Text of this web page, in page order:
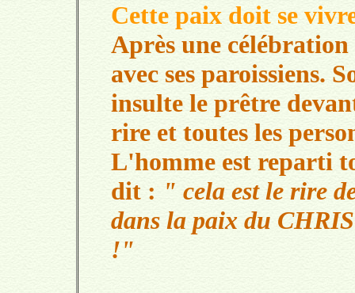
Cette paix doit se
Après une
avec ses paroissiens.
insulte le prêtre
rire et toutes les
L'homme est reparti
dit : " cela est le rire
dans la paix du
!"